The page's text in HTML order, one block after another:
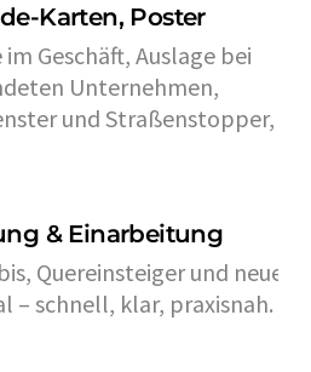
Karten, Poster
Geschäft, Auslage bei
Unternehmen,
und Straßenstopper,
& Einarbeitung
Quereinsteiger und neues
– schnell, klar, praxisnah.